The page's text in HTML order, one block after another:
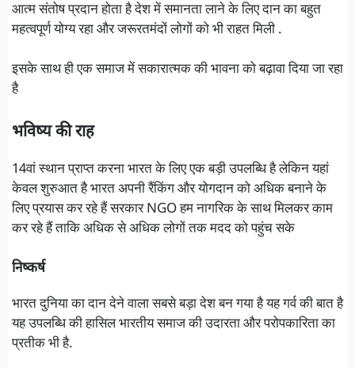
आत्म संतोष प्रदान होता है देश में समानता लाने के लिए दान का बहुत
महत्वपूर्ण योग्य रहा और जरूरतमंदों लोगों को भी राहत मिली .
इसके साथ ही एक समाज में सकारात्मक की भावना को बढ़ावा दिया जा रहा
है
भविष्य की राह
14वां स्थान प्राप्त करना भारत के लिए एक बड़ी उपलब्धि है लेकिन यहां
केवल शुरुआत है भारत अपनी रैंकिंग और योगदान को अधिक बनाने के
लिए प्रयास कर रहे हैं सरकार NGO हम नागरिक के साथ मिलकर काम
कर रहे हैं ताकि अधिक से अधिक लोगों तक मदद को पहुंच सके
निष्कर्ष
भारत दुनिया का दान देने वाला सबसे बड़ा देश बन गया है यह गर्व की बात है
यह उपलब्धि की हासिल भारतीय समाज की उदारता और परोपकारिता का
प्रतीक भी है.